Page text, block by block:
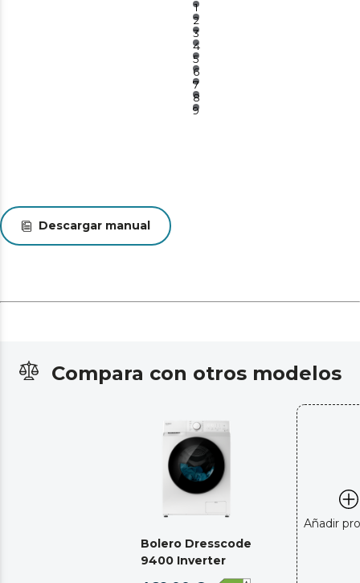
1
2
3
4
5
6
7
8
9
Descargar manual
Compara con otros modelos
Bolero Dresscode
9400 Inverter
Añadir